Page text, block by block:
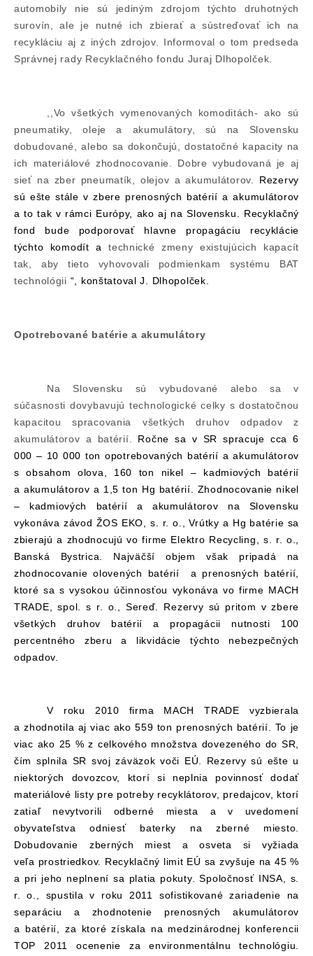
automobily nie sú jediným zdrojom týchto druhotných
surovín, ale je nutné ich zbierať a sústreďovať ich na
recykláciu aj z iných zdrojov. Informoval o tom predseda
Správnej rady Recyklačného fondu Juraj Dlhopolček.
,,Vo všetkých vymenovaných komoditách- ako sú
pneumatiky, oleje a akumulátory, sú na Slovensku
dobudované, alebo sa dokončujú, dostatočné kapacity na
ich materiálové zhodnocovanie. Dobre vybudovaná je aj
sieť na zber pneumatík, olejov a akumulátorov. Rezervy
sú ešte stále v zbere prenosných batérií a akumulátorov
a to tak v rámci Európy, ako aj na Slovensku. Recyklačný
fond bude podporovať hlavne propagáciu recyklácie
týchto komodít atechnické zmeny existujúcich kapacít
tak, aby tieto vyhovovali podmienkam systému BAT
technológii “, konštatoval J. Dlhopolček.
Opotrebované batérie a akumulátory
Na Slovensku sú vybudované alebo sa v
súčasnosti dovybavujú technologické celky s dostatočnou
kapacitou spracovania všetkých druhov odpadov z
akumulátorov a batérií. Ročne sa v SR spracuje cca 6
000 – 10 000 ton opotrebovaných batérií a akumulátorov
s obsahom olova, 160 ton nikel – kadmiových batérií
a akumulátorov a 1,5 ton Hg batérií. Zhodnocovanie nikel
– kadmiových batérií a akumulátorov na Slovensku
vykonáva závod ŽOS EKO, s. r. o., Vrútky a Hg batérie sa
zbierajú a zhodnocujú vo firme Elektro Recycling, s. r. o.,
Banská Bystrica. Najväčší objem však pripadá na
zhodnocovanieolovených batérií
a prenosných batérií,
ktoré sa s vysokou účinnosťou vykonáva vo firme MACH
TRADE, spol. s r. o.
, Sereď. Rezervy sú pritom v zbere
všetkých druhov batérií a propagácii nutnosti 100
percentného zberu a likvidácie týchto nebezpečných
odpadov.
V roku 2010 firma MACH TRADE vyzbierala
a zhodnotila aj viac ako 559 ton prenosných batérií. To je
viac ako 25 % z celkového množstva dovezeného do SR,
čím splnila SR svoj záväzok voči EÚ. Rezervy sú ešte u
niektorých dovozcov, ktorí si neplnia povinnosť dodať
materiálové listy pre potreby recyklátorov, predajcov, ktorí
zatiaľ nevytvorili odberné miesta a v uvedomení
obyvateľstva odniesť baterky na zberné miesto.
Dobudovanie zberných miest a osveta si vyžiada
veľa prostriedkov. Recyklačný limit EÚ sa zvyšuje na 45 %
a pri jeho neplnení sa platia pokuty. Spoločnosť INSA, s.
r. o., spustila v roku 2011 sofistikované zariadenie na
separáciu a zhodnotenie prenosných akumulátorov
a batérií, za ktoré získala na medzinárodnej konferencii
TOP 2011 ocenenie za environmentálnu technológiu.